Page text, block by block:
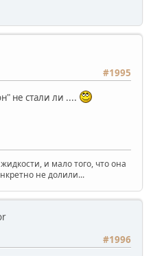
#1995
не стали ли ....
и мало того, что она
не долили...
#1996